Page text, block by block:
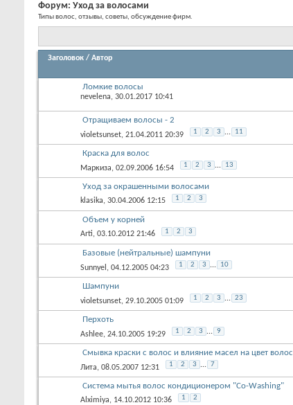
Форум: Уход за волосами
Типы волос, отзывы, советы, обсуждение фирм.
Заголовок / Автор
Ломкие волосы
nevelena, 30.01.2017 10:41
Отращиваем волосы - 2
violetsunset, 21.04.2011 20:39 1 2 3 ... 11
Краска для волос
Маркиза, 02.09.2006 16:54 1 2 3 ... 13
Уход за окрашенными волосами
klasika, 30.04.2006 12:15 1 2 3
Объем у корней
Arti, 03.10.2012 21:46 1 2 3
Базовые (нейтральные) шампуни
Sunnyel , 04.12.2005 04:23 1 2 3 ... 10
Шампуни
violetsunset, 29.10.2005 01:09 1 2 3 ... 23
Перхоть
Ashlee, 24.10.2005 19:29 1 2 3 ... 9
Смывка краски с волос и влияние масел на цвет волос
Лита, 08.05.2007 12:31 1 2 3 ... 7
Система мытья волос кондиционером "Co-Washing"
Alximiya, 14.10.2012 10:36 1 2